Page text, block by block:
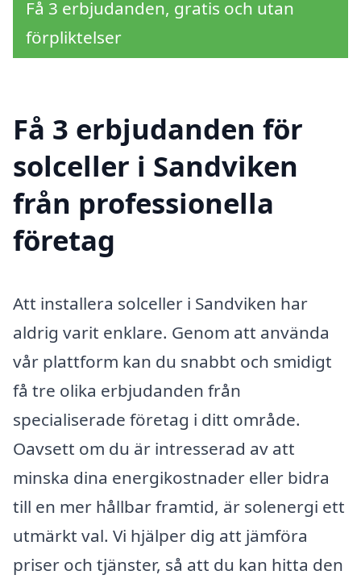
Få 3 erbjudanden, gratis och utan
förpliktelser
Få 3 erbjudanden för
solceller i Sandviken
från professionella
företag
Att installera solceller i Sandviken har
aldrig varit enklare. Genom att använda
vår plattform kan du snabbt och smidigt
få tre olika erbjudanden från
specialiserade företag i ditt område.
Oavsett om du är intresserad av att
minska dina energikostnader eller bidra
till en mer hållbar framtid, är solenergi ett
utmärkt val. Vi hjälper dig att jämföra
priser och tjänster, så att du kan hitta den